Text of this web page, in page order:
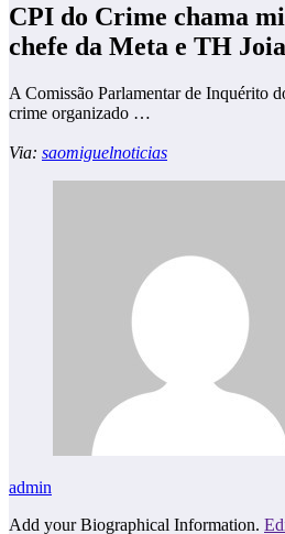
CPI do Crime chama
chefe da Meta e TH
A Comissão Parlamentar de Inquérito
crime organizado …
Via: saomiguelnoticias
admin
Add your Biographical Information.